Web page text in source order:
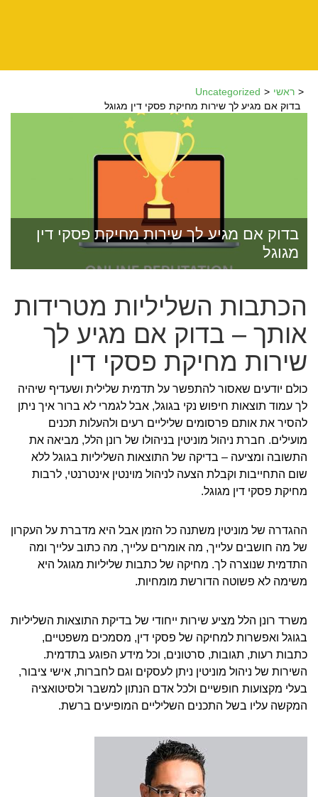
ראשי
Uncategorized
בדוק אם מגיע לך שירות מחיקת פסקי דין מגוגל
בדוק אם מגיע לך שירות מחיקת פסקי דין
מגוגל
הכתבות השליליות מטרידות
אותך – בדוק אם מגיע לך
שירות מחיקת פסקי דין
כולם יודעים שאסור להתפשר על תדמית שלילית ושעדיף שיהיה
לך עמוד תוצאות חיפוש נקי בגוגל, אבל לגמרי לא ברור איך ניתן
להסיר את אותם פרסומים שליליים רעים ולהעלות תכנים
מועילים. חברת ניהול מוניטין בניהולו של רונן הלל, מביאה את
התשובה ומציעה – בדיקה של התוצאות השליליות בגוגל ללא
שום התחייבות וקבלת הצעה לניהול מוינטין אינטרנטי, לרבות
מחיקת פסקי דין מגוגל.
ההגדרה של מוניטין משתנה כל הזמן אבל היא מדברת על העקרון
של מה חושבים עלייך, מה אומרים עלייך, מה כתוב עלייך ומה
התדמית שנוצרה לך. מחיקה של כתבות שליליות מגוגל היא
משימה לא פשוטה הדורשת מומחיות.
משרד רונן הלל מציע שירות ייחודי של בדיקת התוצאות השליליות
בגוגל ואפשרות למחיקה של פסקי דין, מסמכים משפטיים,
כתבות רעות, תגובות, סרטונים, וכל מידע הפוגע בתדמית.
השירות של ניהול מוניטין ניתן לעסקים וגם לחברות, אישי ציבור,
בעלי מקצועות חופשיים ולכל אדם הנתון למשבר ולסיטואציה
המקשה עליו בשל התכנים השליליים המופיעים ברשת.